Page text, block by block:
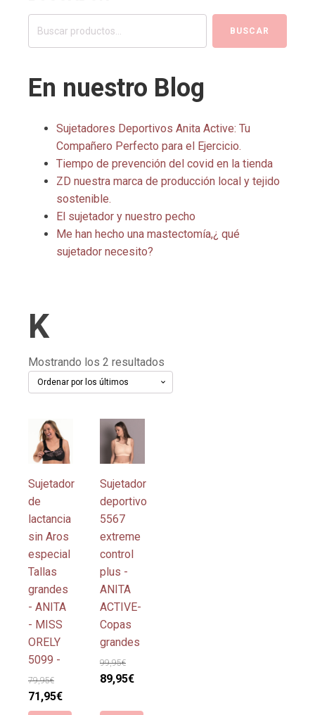
Buscar
BUSCAR
En nuestro Blog
Sujetadores Deportivos Anita Active: Tu
Compañero Perfecto para el Ejercicio.
Tiempo de prevención del covid en la tienda
ZD nuestra marca de producción local y tejido
sostenible.
El sujetador y nuestro pecho
Me han hecho una mastectomía,¿ qué
sujetador necesito?
K
Mostrando los 2 resultados
por
los
Sujetador
de
lactancia
sin Aros
especial
Tallas
grandes
- ANITA
- MISS
ORELY
5099 -
79,95€
El
71,95€El
Este
producto
tiene
múltiples
variantes.
Las
opciones
se
pueden
elegir
en
página
de
Sujetador
deportivo
5567
extreme
control
plus -
ANITA
ACTIVE-
Copas
grandes
99,95€
El
89,95€El
Este
producto
tiene
múltiples
variantes.
Las
opciones
se
pueden
elegir
en
la
página
producto